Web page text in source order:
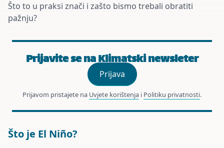
Što to u praksi znači i zašto bismo trebali obratiti
pažnju?
Prijavite se na Klimatski newsleter
Prijava
Prijavom pristajete na Uvjete korištenja i Politiku privatnosti.
Što je El Niño?